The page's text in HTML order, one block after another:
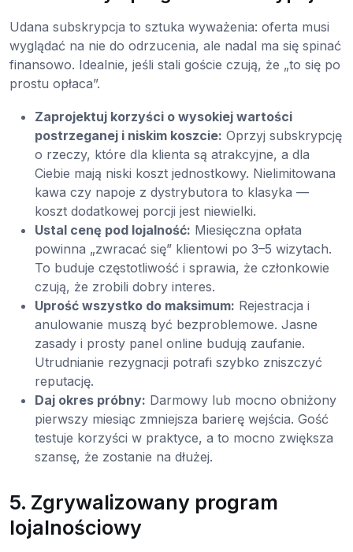
Udana subskrypcja to sztuka wyważenia: oferta musi
wyglądać na nie do odrzucenia, ale nadal ma się spinać
finansowo. Idealnie, jeśli stali goście czują, że „to się po
prostu opłaca”.
Zaprojektuj korzyści o wysokiej wartości
postrzeganej i niskim koszcie: Oprzyj subskrypcję
o rzeczy, które dla klienta są atrakcyjne, a dla
Ciebie mają niski koszt jednostkowy. Nielimitowana
kawa czy napoje z dystrybutora to klasyka —
koszt dodatkowej porcji jest niewielki.
Ustal cenę pod lojalność: Miesięczna opłata
powinna „zwracać się” klientowi po 3–5 wizytach.
To buduje częstotliwość i sprawia, że członkowie
czują, że zrobili dobry interes.
Uprość wszystko do maksimum: Rejestracja i
anulowanie muszą być bezproblemowe. Jasne
zasady i prosty panel online budują zaufanie.
Utrudnianie rezygnacji potrafi szybko zniszczyć
reputację.
Daj okres próbny: Darmowy lub mocno obniżony
pierwszy miesiąc zmniejsza barierę wejścia. Gość
testuje korzyści w praktyce, a to mocno zwiększa
szansę, że zostanie na dłużej.
5. Zgrywalizowany program
lojalnościowy